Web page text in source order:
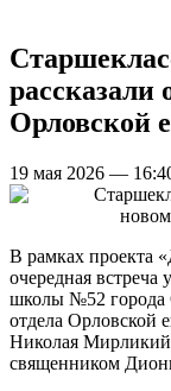
рассказали
Орловской
19 мая 2026 —
В рамках проекта
очередная встреча
школы №52 города
отдела Орловской
Николая
священником